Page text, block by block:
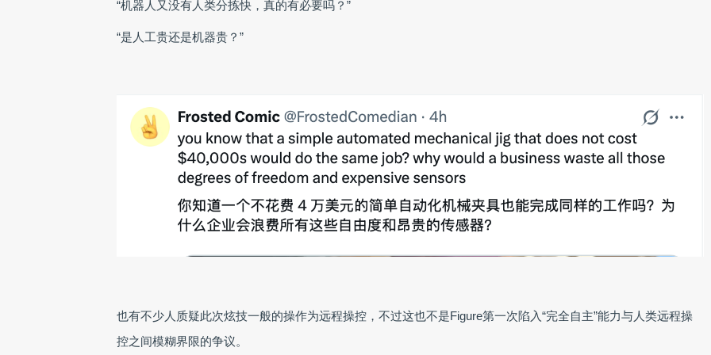
“机器人又没有人类分拣快，真的有必要吗？”
“是人工贵还是机器贵？”
也有不少人质疑此次炫技一般的操作为远程操控，不过这也不是Figure第一次陷入“完全自主”能力与人类远程操
控之间模糊界限的争议。